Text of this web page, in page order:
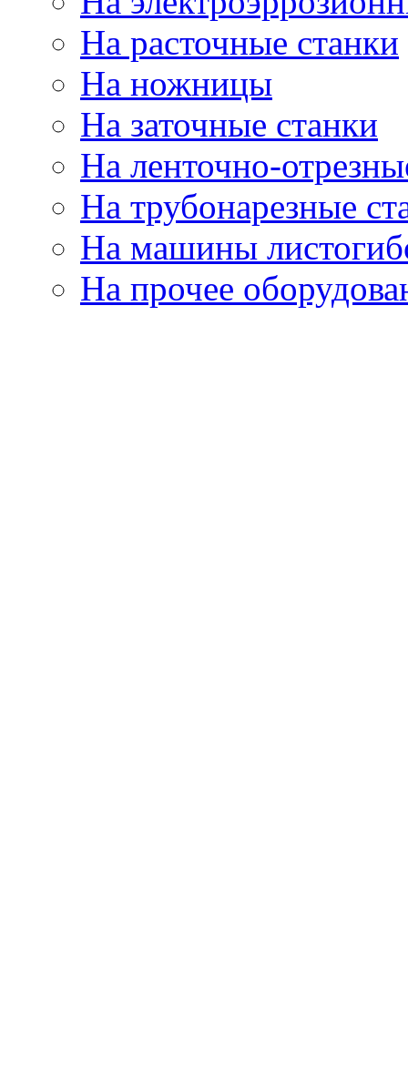
На расточные станки
На ножницы
На заточные станки
На ленточно-
На трубонарезные
На машины
На прочее